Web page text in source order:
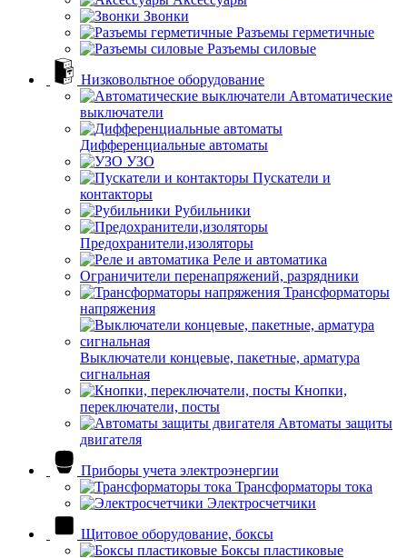
Звонки
Разъемы герметичные
Разъемы силовые
Низковольтное оборудование
Автоматические
выключатели
Дифференциальные автоматы
УЗО
Пускатели и
контакторы
Рубильники
Предохранители,изоляторы
Реле и автоматика
Ограничители перенапряжений, разрядники
Трансформаторы
напряжения
Выключатели концевые, пакетные, арматура
сигнальная
Кнопки,
переключатели, посты
Автоматы защиты
двигателя
Приборы учета электроэнергии
Трансформаторы тока
Электросчетчики
Щитовое оборудование, боксы
Боксы пластиковые